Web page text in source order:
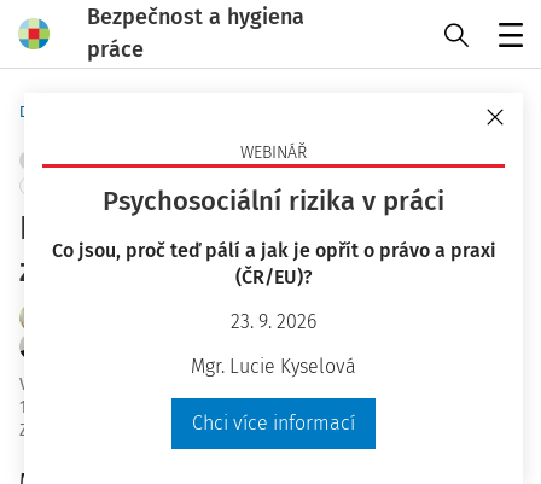
Bezpečnost a hygiena
práce
WEBINÁŘ
Psychosociální rizika v práci
Co jsou, proč teď pálí a jak je opřít o právo a praxi
(ČR/EU)?
23. 9. 2026
Mgr. Lucie Kyselová
Chci více informací
Domů
STROJNÍ A TECHNICKÁ ZAŘÍZENÍ, NÁŘADÍ
MANIPULACE S BŘEMENY
Bezpečnost práce při používání
zdvihacích zařízení
Vydáno
18 minut čtení
Zdroj
Bezpečnost a hygiena práce 10/2020